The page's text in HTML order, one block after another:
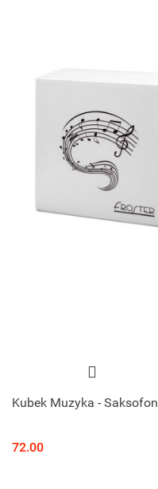
Kubek Muzyka - Saksofon
72.00